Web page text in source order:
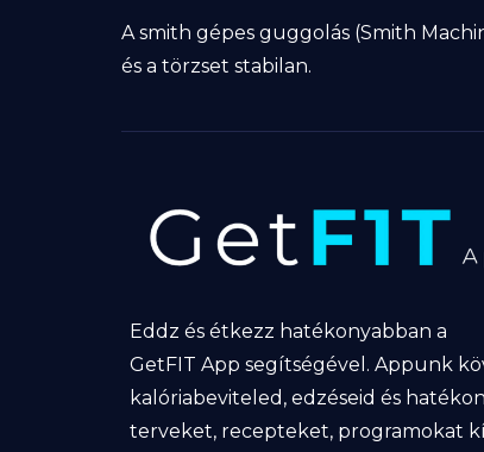
A smith gépes guggolás (Smith
és a törzset stabilan.
Eddz és étkezz hatékonyabban a
GetFIT App segítségével. Appunk
kalóriabeviteled, edzéseid és
terveket, recepteket, programokat